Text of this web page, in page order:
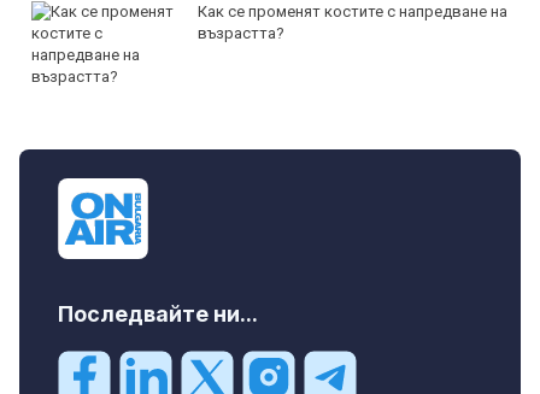
Как се променят костите с напредване на
възрастта?
Последвайте ни...